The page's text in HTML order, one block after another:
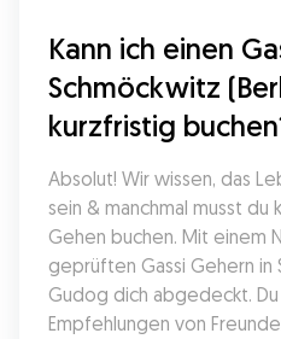
Kann ich einen
Schmöckwitz
kurzfristig
Absolut! Wir wissen, das
sein & manchmal musst du
Gehen buchen. Mit einem
geprüften Gassi Gehern in
Gudog dich abgedeckt. Du
Empfehlungen von